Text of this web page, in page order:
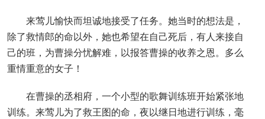
来莺儿愉快而坦诚地接受了任务。她当时的想法是，
除了救情郎的命以外，她也希望在自己死后，有人来接自
己的班，为曹操分忧解难，以报答曹操的收养之恩。多么
重情重意的女子！
在曹操的丞相府，一个小型的歌舞训练班开始紧张地
训练。来莺儿为了救王图的命，夜以继日地进行训练，毫